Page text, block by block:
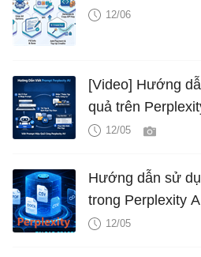
12/06
[Video] Hướng
quả trên
12/05
Hướng dẫn sử
trong Perplexity
12/05